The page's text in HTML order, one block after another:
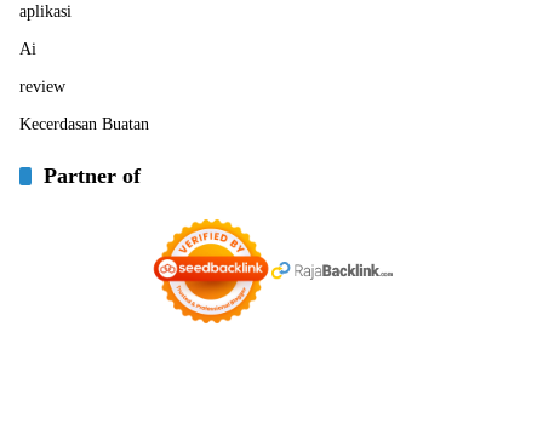
aplikasi
Ai
review
Kecerdasan Buatan
Partner of